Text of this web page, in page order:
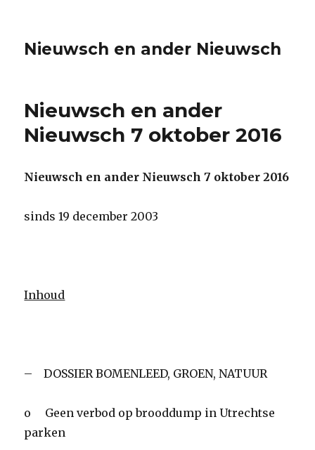
Nieuwsch en ander Nieuwsch
Nieuwsch en ander
Nieuwsch 7 oktober 2016
Nieuwsch en ander Nieuwsch 7 oktober 2016
sinds 19 december 2003
Inhoud
– DOSSIER BOMENLEED, GROEN, NATUUR
o Geen verbod op brooddump in Utrechtse
parken